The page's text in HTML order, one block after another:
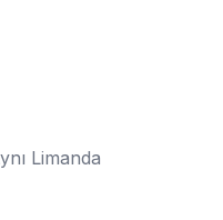
Limanda